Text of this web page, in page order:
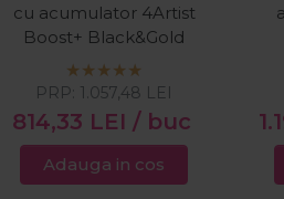
cu acumulator 4Artist
Boost+ Black&Gold
814,33 LEI / buc
PRP: 1.057,48 LEI
Adauga in cos